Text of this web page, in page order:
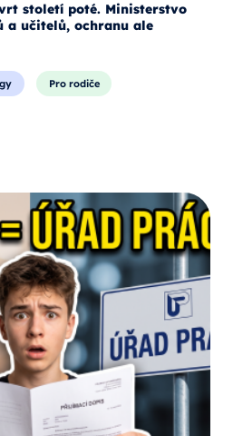
století poté. Ministerstvo
a učitelů, ochranu ale
Pro rodiče